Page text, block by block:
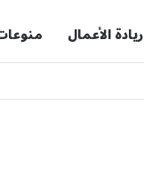
ريادة الأعمال